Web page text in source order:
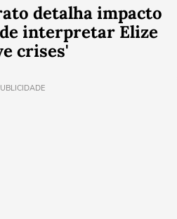
detalha impacto
interpretar Elize
crises'